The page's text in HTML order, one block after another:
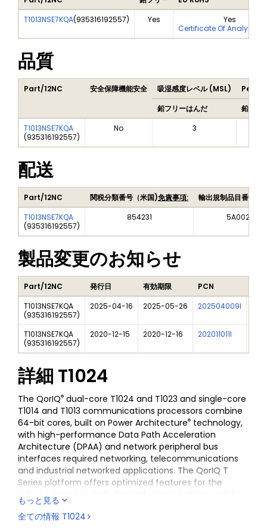
T1013NSE7KQA(935316192557) Yes
Yes
Certificate Of Analysis
品質
Part/12NC 安全保障機能安全 吸湿感度レベル (MSL)
Peak
鉛フリーはんだ
鉛フリ
T1013NSE7KQA
(935316192557)
No 3
配送
Part/12NC 関税分類番号（米国)免責事項:
輸出規制品目番号（
T1013NSE7KQA
(935316192557)
854231 5A002A1
製品変更のお知らせ
Part/12NC 発行日 有効期限 PCN
T1013NSE7KQA
(935316192557)
2025-04-16 2025-05-26 202504009I
T1013NSE7KQA
(935316192557)
2020-12-15 2020-12-16 202011011I
詳細 T1024
The QorIQ® dual-core T1024 and T1023 and single-core
T1014 and T1013 communications processors combine
64-bit cores, built on Power Architecture® technology,
with high-performance Data Path Acceleration
Architecture (DPAA) and network peripheral bus
interfaces required networking, telecommunications
and industrial networked applications. The QorIQ T
Series platform offers optimized features for the
industrial market, including a display interface unit for
HMI, the QUICC Engine
and ECC support for high reliability “always on”
もっと見る
全ての情報 T1024